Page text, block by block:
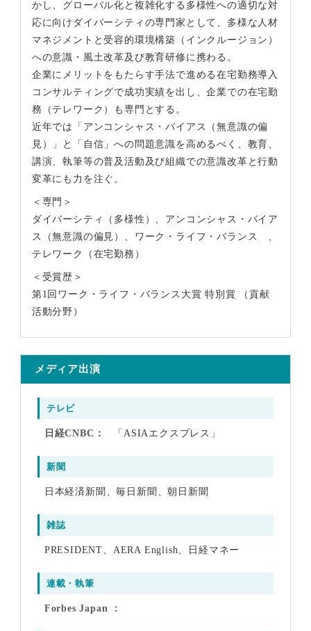
かし、グローバル化と複雑化する多様性への適切な対
応に向けダイバーシティの専門家として、多様な人材
マネジメントと受容的環境構築（インクルージョン）
への意識・風土改革及び教育研修に携わる。
企業にメリットをもたらす手法で進める在宅勤務導入
コンサルティングで成功実績を出し、企業での在宅勤
務（テレワーク）も専門とする。
近年では「アンコンシャス・バイアス（無意識の偏
見）」と「自信」への問題意識を高めるべく、教育、
講演、執筆等の普及活動及び組織での意識改革と行動
変革にも力を注ぐ。
＜専門＞
ダイバーシティ（多様性）、アンコンシャス・バイア
ス（無意識の偏見）、ワーク・ライフ・バランス 、
テレワーク（在宅勤務）
＜受賞歴＞
第1回ワーク・ライフ・バランス大賞 特別賞 （貢献
活動分野）
メディア出演
テレビ
日経CNBC 「ASIAエクスプレス」
新聞
日本経済新聞、毎日新聞、朝日新聞
雑誌
PRESIDENT、AERA English、日経マネー
連載・執筆
Forbes Japan